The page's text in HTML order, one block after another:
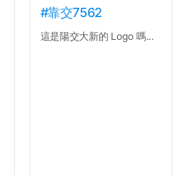
#靠交7562
這是陽交大新的 Logo 嗎...